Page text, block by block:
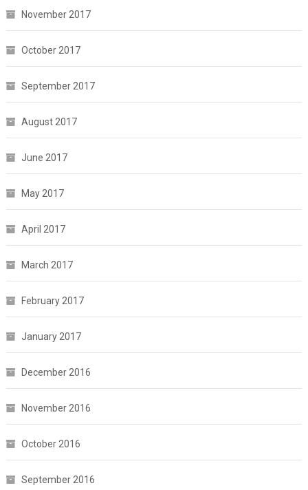
November 2017
October 2017
September 2017
August 2017
June 2017
May 2017
April 2017
March 2017
February 2017
January 2017
December 2016
November 2016
October 2016
September 2016